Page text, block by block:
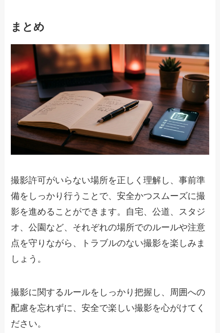
まとめ
撮影許可がいらない場所を正しく理解し、事前準
備をしっかり行うことで、安全かつスムーズに撮
影を進めることができます。自宅、公道、スタジ
オ、公園など、それぞれの場所でのルールや注意
点を守りながら、トラブルのない撮影を楽しみま
しょう。
撮影に関するルールをしっかり把握し、周囲への
配慮を忘れずに、安全で楽しい撮影を心がけてく
ださい。